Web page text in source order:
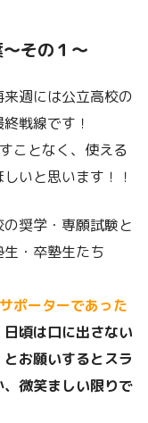
その１～
週には公立高校の
戦線です！
ことなく、使える
いと思います！！
奨学・専願試験と
・卒塾生たち
ポーターであった
日頃は口に出さない
お願いするとスラ
微笑ましい限りで